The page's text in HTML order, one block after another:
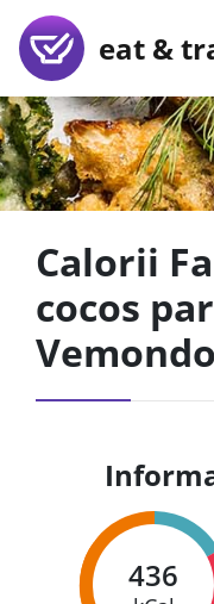
eat &
Calorii
cocos
Vemondo
436